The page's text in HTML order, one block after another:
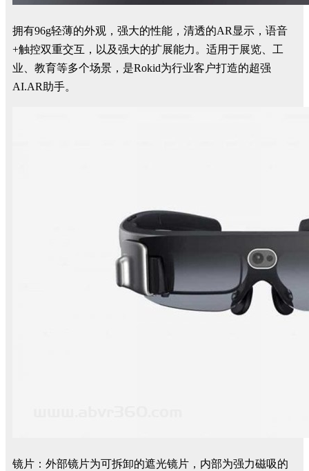
拥有96g轻薄的外观，强大的性能，清透的AR显示，语音
+触控双重交互，以及强大的扩展能力。适用于展览、工
业、教育等多个场景，是Rokid为行业客户打造的超强
AI.AR助手。
镜片：外部镜片为可拆卸的遮光镜片，内部为强力磁吸的